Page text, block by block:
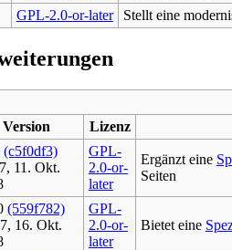
GPL-2.0-or-later Stellt eine
Version Lizenz
(c5f0df3)
11. Okt.
GPL-
2.0-or-
later
Ergänzt eine
Seiten
(559f782)
16. Okt.
GPL-
2.0-or-
later
Bietet eine